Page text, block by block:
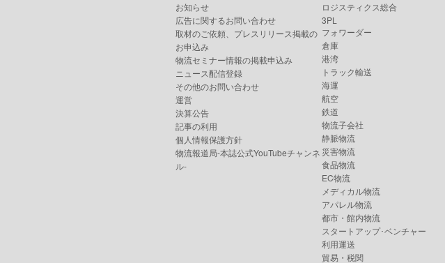
お知らせ
広告に関するお問い合わせ
取材のご依頼、プレスリリース掲載の
お申込み
物流セミナー情報の掲載申込み
ニュース配信登録
その他のお問い合わせ
運営
決算公告
記事の利用
個人情報保護方針
物流報道局-本誌公式YouTubeチャンネ
ル-
ロジスティクス総合
3PL
フォワーダー
倉庫
港湾
トラック輸送
海運
航空
鉄道
物流子会社
静脈物流
災害物流
食品物流
EC物流
メディカル物流
アパレル物流
都市・館内物流
スタートアップ･ベンチャー
利用運送
貿易・税関